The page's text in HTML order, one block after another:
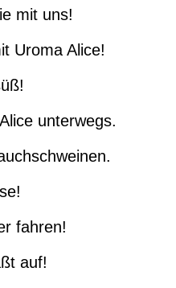
mit uns!
Uroma Alice!
unterwegs.
fahren!
auf!